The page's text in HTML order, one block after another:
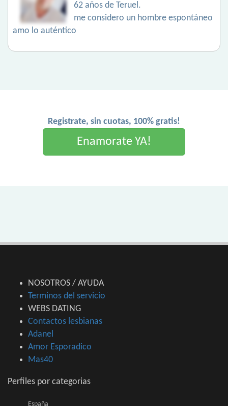
62 años de Teruel.
me considero un hombre espontáneo
amo lo auténtico
Registrate, sin cuotas, 100% gratis!
Enamorate YA!
NOSOTROS / AYUDA
Terminos del servicio
WEBS DATING
Contactos lesbianas
Adanel
Amor Esporadico
Mas40
Perfiles por categorias
España